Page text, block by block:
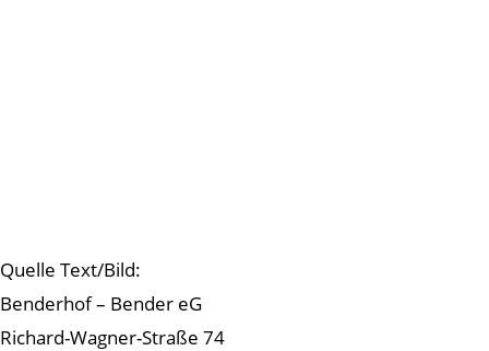
Quelle Text/Bild:
Benderhof – Bender eG
Richard-Wagner-Straße 74